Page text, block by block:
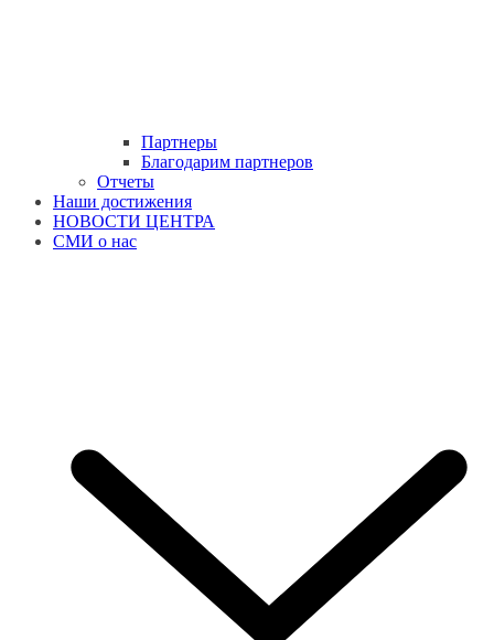
Партнеры
Благодарим партнеров
Отчеты
Наши достижения
НОВОСТИ ЦЕНТРА
СМИ о нас